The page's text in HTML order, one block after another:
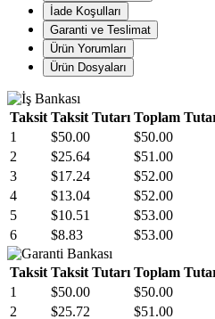
İade Koşulları
Garanti ve Teslimat
Ürün Yorumları
Ürün Dosyaları
Taksit Taksit Tutarı Toplam
1
$50.00
$50.00
2
$25.64
$51.00
3
$17.24
$52.00
4
$13.04
$52.00
5
$10.51
$53.00
6
$8.83 $53.00
Taksit Taksit Tutarı Toplam
1
$50.00
$50.00
2
$25.72
$51.00